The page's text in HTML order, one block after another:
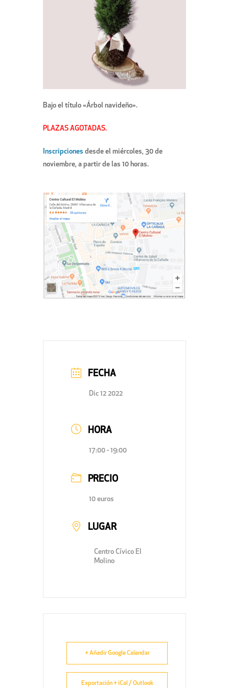
Bajo el título «Árbol navideño».
PLAZAS AGOTADAS.
Inscripciones desde el miércoles, 30 de
noviembre, a partir de las 10 horas.
FECHA
Dic 12 2022
HORA
17:00 - 19:00
PRECIO
10 euros
LUGAR
Centro Cívico El
Molino
+ Añadir Google Calendar
Exportación + iCal / Outlook